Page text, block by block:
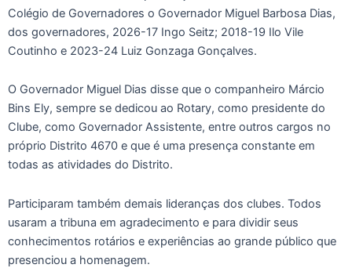
Colégio de Governadores o Governador Miguel Barbosa Dias,
dos governadores, 2026-17 Ingo Seitz; 2018-19 Ilo Vile
Coutinho e 2023-24 Luiz Gonzaga Gonçalves.
O Governador Miguel Dias disse que o companheiro Márcio
Bins Ely, sempre se dedicou ao Rotary, como presidente do
Clube, como Governador Assistente, entre outros cargos no
próprio Distrito 4670 e que é uma presença constante em
todas as atividades do Distrito.
Participaram também demais lideranças dos clubes. Todos
usaram a tribuna em agradecimento e para dividir seus
conhecimentos rotários e experiências ao grande público que
presenciou a homenagem.